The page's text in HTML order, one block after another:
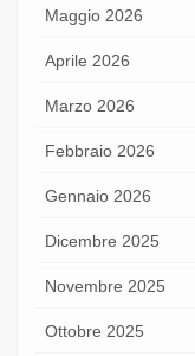
Maggio 2026
Aprile 2026
Marzo 2026
Febbraio 2026
Gennaio 2026
Dicembre 2025
Novembre 2025
Ottobre 2025